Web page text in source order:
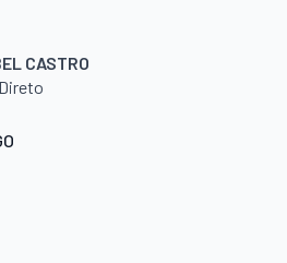
CASTRO